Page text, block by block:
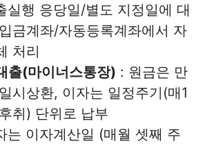
실행 응당일/별도 지정일에 대
금계좌/자동등록계좌에서 자
처리
출(마이너스통장) : 원금은 만
시상환, 이자는 일정주기(매1
취) 단위로 납부
는 이자계산일 (매월 셋째 주